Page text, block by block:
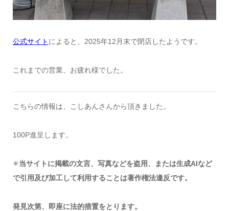
公式サイト によると、2025年12月末で閉店したようです。
これまでの営業、お疲れ様でした。
こちらの情報は、こしあんさんから頂きました。
100P進呈します。
✳︎当サイトに掲載の文言、写真などを盗用、または生成AIなど
で引用及び加工して利用することは著作権法違反です。
発見次第、即座に法的措置をとります。